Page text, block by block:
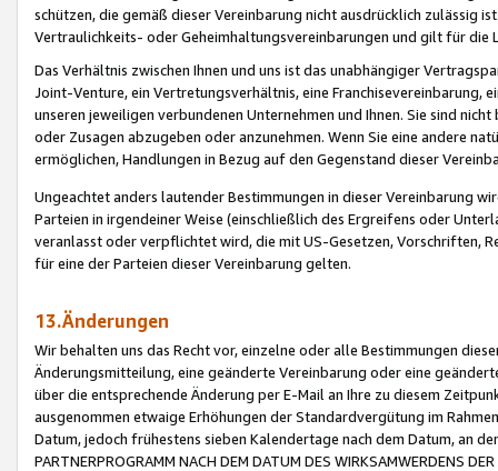
schützen, die gemäß dieser Vereinbarung nicht ausdrücklich zulässig
Vertraulichkeits- oder Geheimhaltungsvereinbarungen und gilt für die
Das Verhältnis zwischen Ihnen und uns ist das unabhängiger
Joint-Venture, ein Vertretungsverhältnis, eine Franchisevereinbarung,
unseren jeweiligen verbundenen Unternehmen und Ihnen. Sie sind
oder Zusagen abzugeben oder anzunehmen. Wenn Sie eine andere
ermöglichen, Handlungen in Bezug auf den Gegenstand dieser
Ungeachtet anders lautender Bestimmungen in dieser Vereinbarung
Parteien in irgendeiner Weise (einschließlich des Ergreifens oder
veranlasst oder verpflichtet wird, die mit US-Gesetzen, Vorschriften,
für eine der Parteien dieser Vereinbarung gelten.
13.Änderungen
Wir behalten uns das Recht vor, einzelne oder alle Bestimmungen
Änderungsmitteilung, eine geänderte Vereinbarung oder eine
über die entsprechende Änderung per E-Mail an Ihre zu diesem
ausgenommen etwaige Erhöhungen der Standardvergütung im
Datum, jedoch frühestens sieben Kalendertage nach dem Datum, an
PARTNERPROGRAMM NACH DEM DATUM DES WIRKSAMWERDENS